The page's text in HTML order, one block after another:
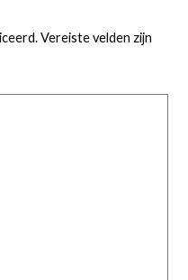
Vereiste velden zijn